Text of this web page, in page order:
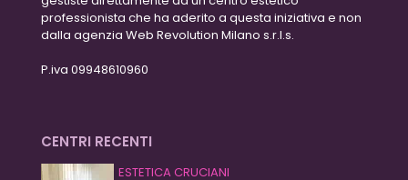
professionista che ha aderito a questa iniziativa e non
dalla agenzia Web Revolution Milano s.r.l.s.
P.iva 09948610960
CENTRI RECENTI
ESTETICA CRUCIANI